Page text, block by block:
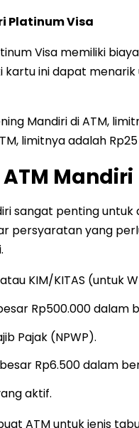
Platinum Visa
Visa memiliki
kartu ini dapat
Mandiri di ATM,
limitnya adalah
Mandiri
sangat penting
persyaratan yang
KIM/KITAS (untuk
Rp500.000 dalam
Pajak (NPWP).
Rp6.500 dalam
aktif.
ATM untuk jenis